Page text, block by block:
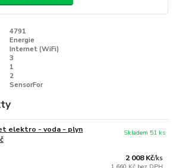
4791
Energie
Internet (WiFi)
3
1
2
SensorFor
elektro - voda - plyn
2 008 Kč/ks
Skladem 51 ks